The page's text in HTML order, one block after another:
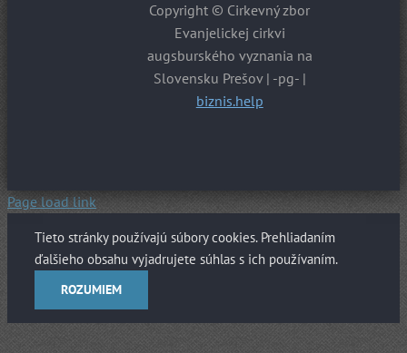
Copyright © Cirkevný zbor
Evanjelickej cirkvi
augsburského vyznania na
Slovensku Prešov | -pg- |
biznis.help
Page load link
Tieto stránky používajú súbory cookies. Prehliadaním
ďalšieho obsahu vyjadrujete súhlas s ich používaním.
ROZUMIEM